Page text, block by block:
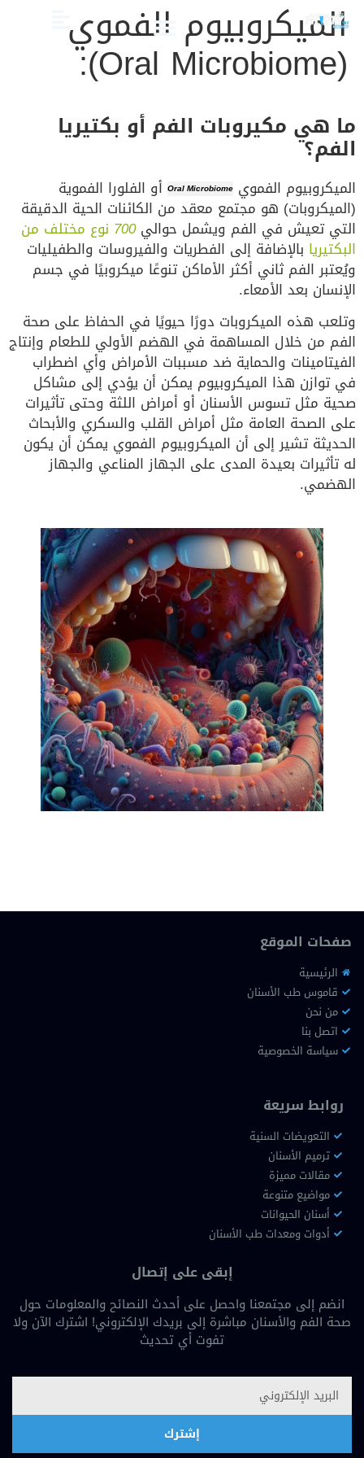
الميكروبيوم الفموي
(Oral Microbiome):
ما هي مكيروبات الفم أو بكتيريا
الفم؟
الميكروبيوم الفموي Oral Microbiome أو الفلورا الفموية
(الميكروبات) هو مجتمع معقد من الكائنات الحية الدقيقة
التي تعيش في الفم ويشمل حوالي700 نوع مختلف من
البكتيريا بالإضافة إلى الفطريات والفيروسات والطفيليات
ويُعتبر الفم ثاني أكثر الأماكن تنوعًا ميكروبيًا في جسم
الإنسان بعد الأمعاء.
وتلعب هذه الميكروبات دورًا حيويًا في الحفاظ على صحة
الفم من خلال المساهمة في الهضم الأولي للطعام وإنتاج
الفيتامينات والحماية ضد مسببات الأمراض وأي اضطراب
في توازن هذا الميكروبيوم يمكن أن يؤدي إلى مشاكل
صحية مثل تسوس الأسنان أو أمراض اللثة وحتى تأثيرات
على الصحة العامة مثل أمراض القلب والسكري والأبحاث
الحديثة تشير إلى أن الميكروبيوم الفموي يمكن أن يكون
له تأثيرات بعيدة المدى على الجهاز المناعي والجهاز
الهضمي.
صفحات الموقع
الرئيسية
قاموس طب الأسنان
من نحن
اتصل بنا
سياسة الخصوصية
روابط سريعة
التعويضات السنية
ترميم الأسنان
مقالات مميزة
مواضيع متنوعة
أسنان الحيوانات
أدوات ومعدات طب الأسنان
إبقى على إتصال
انضم إلى مجتمعنا واحصل على أحدث النصائح والمعلومات حول
صحة الفم والأسنان مباشرة إلى بريدك الإلكتروني! اشترك الآن ولا
تفوت أي تحديث
إشترك